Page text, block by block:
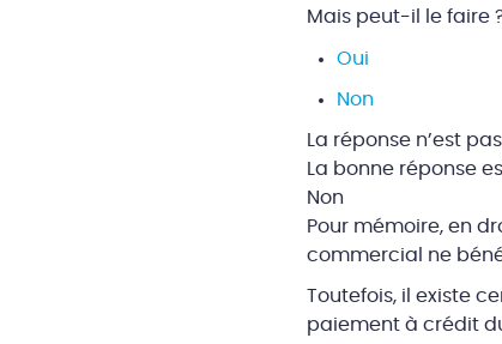
Mais peut-il le faire
Oui
Non
La réponse n’est
La bonne réponse
Non
Pour mémoire, en
commercial ne
Toutefois, il existe
paiement à crédit